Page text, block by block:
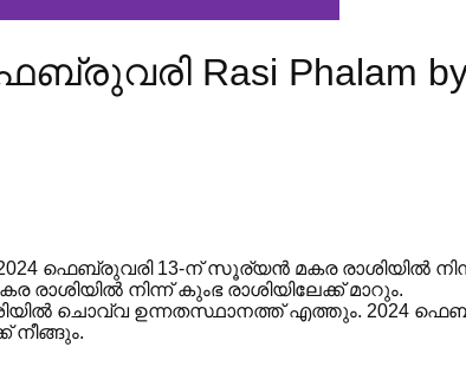
Rasi Phalam
ഫെബ്രുവരി 13-ന് സൂര്യൻ മകര രാശിയിൽ
നിന്ന് കുംഭ രാശിയിലേക്ക് മാറും.
ചൊവ്വ ഉന്നതസ്ഥാനത്ത് എത്തും. 2024
നീങ്ങും.